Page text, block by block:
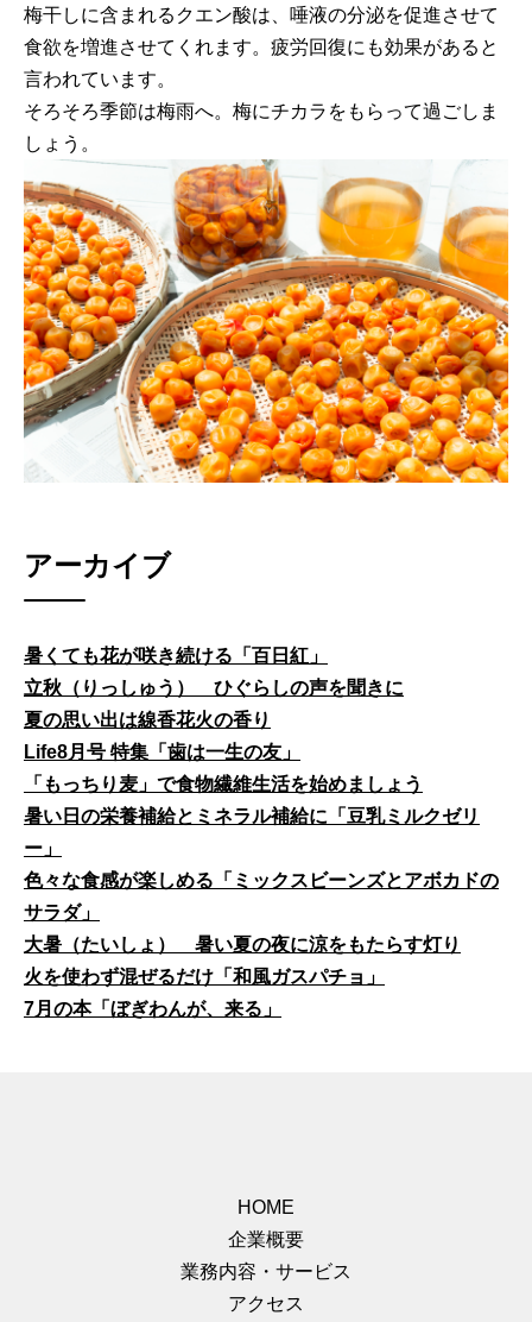
梅干しに含まれるクエン酸は、唾液の分泌を促進させて
食欲を増進させてくれます。疲労回復にも効果があると
言われています。
そろそろ季節は梅雨へ。梅にチカラをもらって過ごしま
しょう。
アーカイブ
暑くても花が咲き続ける「百日紅」
立秋（りっしゅう） ひぐらしの声を聞きに
夏の思い出は線香花火の香り
Life8月号 特集「歯は一生の友」
「もっちり麦」で食物繊維生活を始めましょう
暑い日の栄養補給とミネラル補給に「豆乳ミルクゼリ
ー」
色々な食感が楽しめる「ミックスビーンズとアボカドの
サラダ」
大暑（たいしょ） 暑い夏の夜に涼をもたらす灯り
火を使わず混ぜるだけ「和風ガスパチョ」
7月の本「ぼぎわんが、来る」
HOME
企業概要
業務内容・サービス
アクセス